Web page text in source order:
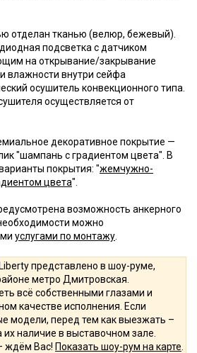
отделан тканью (велюр, бежевый).
подсветка с датчиком
на открывание/закрывание
влажности внутри сейфа
осушитель конвекционного типа.
осуществляется от
декоративное покрытие —
"шампань с градиентом цвета". В
покрытия: "жемчужно-
цвета".
возможность анкерного
можно
услугами по монтажу
представлено в шоу-руме,
метро Дмитровская.
всё собственными глазами и
качестве исполнения. Если
модели, перед тем как выезжать –
наличие в выставочном зале.
ждём Вас! Показать шоу-рум на карте